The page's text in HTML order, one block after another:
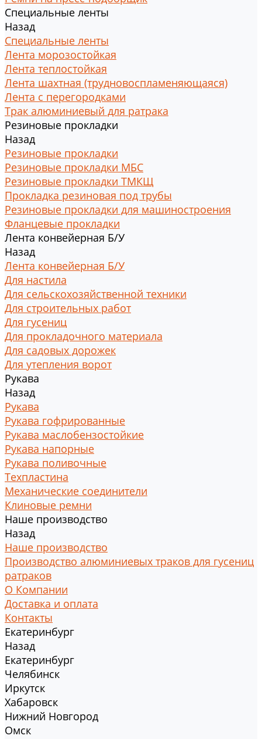
Специальные ленты
Назад
Специальные ленты
Лента морозостойкая
Лента теплостойкая
Лента шахтная (трудновоспламеняющаяся)
Лента с перегородками
Трак алюминиевый для ратрака
Резиновые прокладки
Назад
Резиновые прокладки
Резиновые прокладки МБС
Резиновые прокладки ТМКЩ
Прокладка резиновая под трубы
Резиновые прокладки для машиностроения
Фланцевые прокладки
Лента конвейерная Б/У
Назад
Лента конвейерная Б/У
Для настила
Для сельскохозяйственной техники
Для строительных работ
Для гусениц
Для прокладочного материала
Для садовых дорожек
Для утепления ворот
Рукава
Назад
Рукава
Рукава гофрированные
Рукава маслобензостойкие
Рукава напорные
Рукава поливочные
Техпластина
Механические соединители
Клиновые ремни
Наше производство
Назад
Наше производство
Производство алюминиевых траков для гусениц
ратраков
О Компании
Доставка и оплата
Контакты
Екатеринбург
Назад
Екатеринбург
Челябинск
Иркутск
Хабаровск
Нижний Новгород
Омск